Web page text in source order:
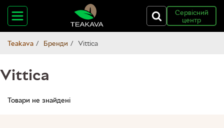
Сервісний
центр
Teakava Бренди Vittica
Vittica
Товари не знайдені